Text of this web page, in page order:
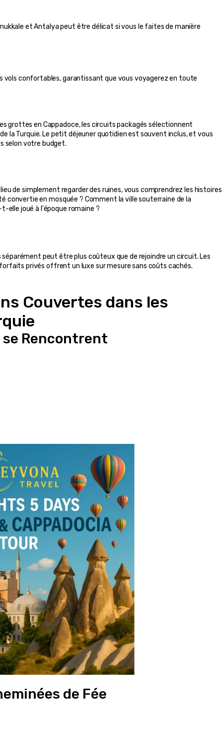
et Antalya peut être délicat si vous le faites de manière
vols confortables, garantissant que vous voyagerez en toute
grottes en Cappadoce, les circuits packagés sélectionnent
la Turquie. Le petit déjeuner quotidien est souvent inclus, et vous
selon votre budget.
de simplement regarder des ruines, vous comprendrez les histoires
convertie en mosquée ? Comment la ville souterraine de la
elle joué à l'époque romaine ?
peut être plus coûteux que de rejoindre un circuit. Les
privés offrent un luxe sur mesure sans coûts cachés.
Couvertes dans les
se Rencontrent
de Fée